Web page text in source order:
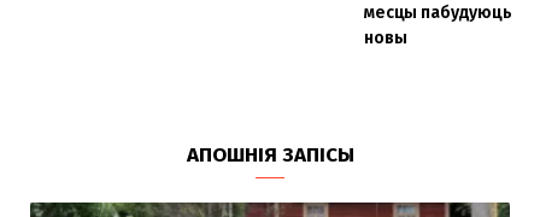
месцы пабудуюць
новы
АПОШНІЯ ЗАПІСЫ